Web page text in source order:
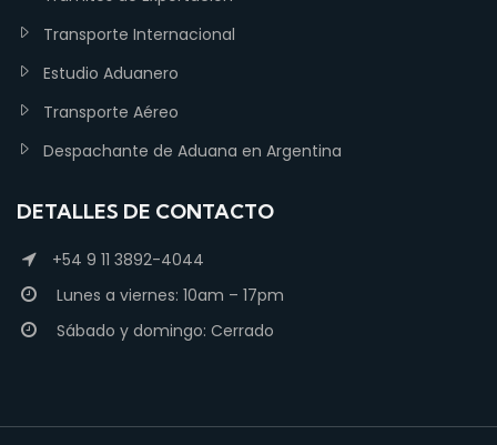
Transporte Internacional
Estudio Aduanero
Transporte Aéreo
Despachante de Aduana en Argentina
DETALLES DE CONTACTO
+54 9 11 3892-4044
Lunes a viernes: 10am – 17pm
Sábado y domingo: Cerrado